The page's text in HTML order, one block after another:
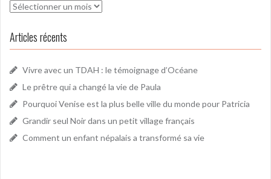
Archives
Articles récents
Vivre avec un TDAH : le témoignage d’Océane
Le prêtre qui a changé la vie de Paula
Pourquoi Venise est la plus belle ville du monde pour Patricia
Grandir seul Noir dans un petit village français
Comment un enfant népalais a transformé sa vie